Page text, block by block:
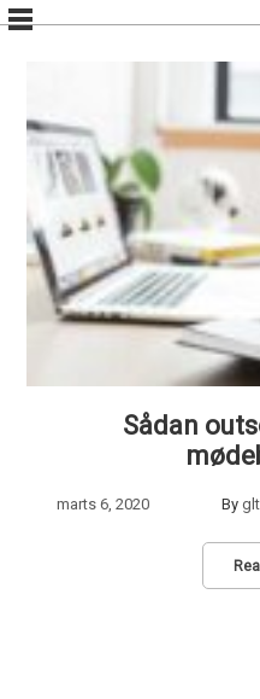
Skip
to
Sådan
marts 6, 2020 By